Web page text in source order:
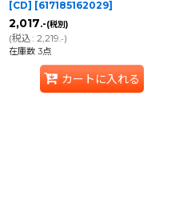
[CD] [617185162029]
2,017.-(税別)
(税込: 2,219.-)
在庫数 3点
カートに入れる